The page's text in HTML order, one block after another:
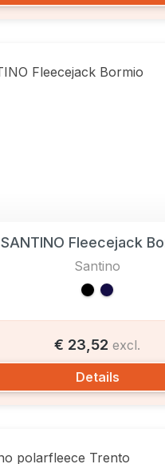
SANTINO Fleecejack
Santino
€ 23,52 excl.
Details